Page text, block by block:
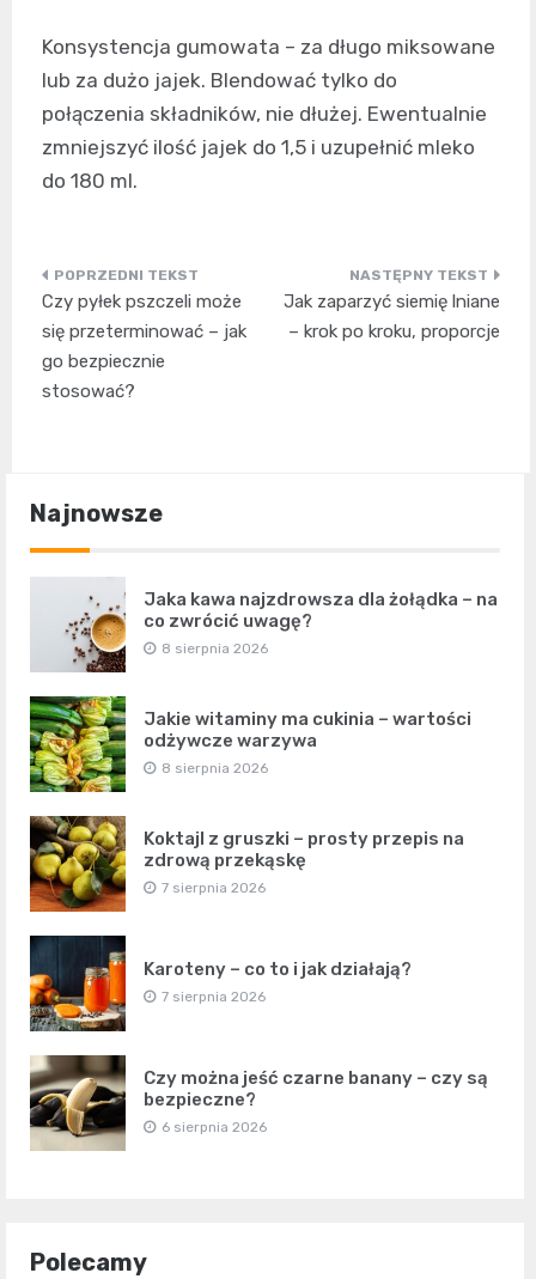
Konsystencja gumowata – za długo miksowane
lub za dużo jajek. Blendować tylko do
połączenia składników, nie dłużej. Ewentualnie
zmniejszyć ilość jajek do 1,5 i uzupełnić mleko
do 180 ml.
Nawigacja
wpisu
Czy pyłek pszczeli może
się przeterminować – jak
go bezpiecznie
stosować?
Jak zaparzyć siemię lniane
– krok po kroku, proporcje
Najnowsze
Jaka kawa najzdrowsza dla żołądka – na
co zwrócić uwagę?
8 sierpnia 2026
Jakie witaminy ma cukinia – wartości
odżywcze warzywa
8 sierpnia 2026
Koktajl z gruszki – prosty przepis na
zdrową przekąskę
7 sierpnia 2026
Karoteny – co to i jak działają?
7 sierpnia 2026
Czy można jeść czarne banany – czy są
bezpieczne?
6 sierpnia 2026
Polecamy